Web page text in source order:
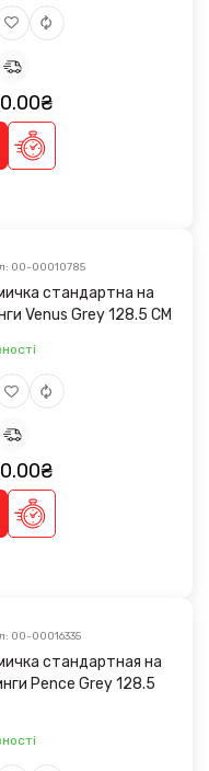
00-00010785
стандартна на
Venus Grey 128.5 CM
00-00016335
стандартная на
Grey 128.5